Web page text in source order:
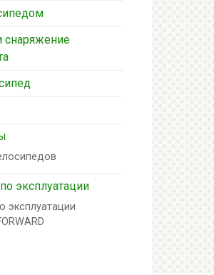
снаряжение
эксплуатации
эксплуатации